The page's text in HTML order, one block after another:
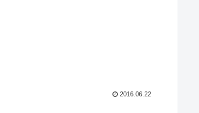
2016.06.22